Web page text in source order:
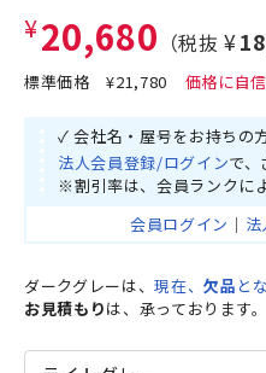
¥20,680 （税抜
標準価格¥21,780
✓ 会社名・屋号をお持ちの
法人会員登録/ログインで
※割引率は、会員ランクに
会員ログイン ｜ 法
ダークグレーは、現在、欠品 と
お見積もりは、承っております。